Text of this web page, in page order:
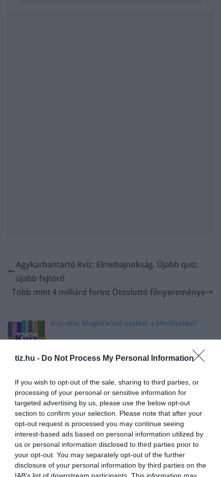
tiz.hu - Do Not Process My Personal Information
If you wish to opt-out of the sale, sharing to third parties, or
processing of your personal or sensitive information for
targeted advertising by us, please use the below opt-out
section to confirm your selection. Please note that after your
opt-out request is processed you may continue seeing
interest-based ads based on personal information utilized by
us or personal information disclosed to third parties prior to
your opt-out. You may separately opt-out of the further
disclosure of your personal information by third parties on the
IAB’s list of downstream participants. This information may
Agykarbantartó kvíz: Elmebajnokság. Újabb quiz,
újabb fejtörő
Több mint 4 milliárd forint Ötöslottó főnyereménye
Kvíz-mix: Megbirkózol ezekkel a kérdésekkel?
Pénteken kezdődik a 26. Gyulai Pálinkafesztivál
Kvíz kérdések: Egy kicsi szórakozásra vágysz? Ezt
a mixt neked szántuk